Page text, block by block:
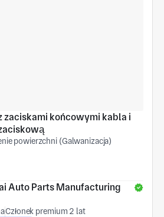
zaciskami końcowymi kabla i
powierzchni (Galwanizacja)
Auto Parts Manufacturing
Członek premium 2 lat